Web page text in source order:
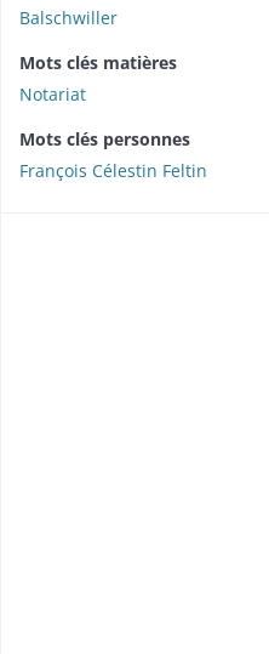
Balschwiller
Mots clés matières
Notariat
Mots clés personnes
François Célestin Feltin